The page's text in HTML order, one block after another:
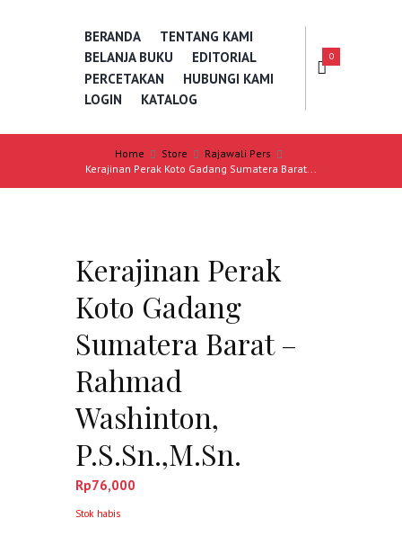
BERANDA
TENTANG KAMI
BELANJA BUKU
EDITORIAL
PERCETAKAN
HUBUNGI KAMI
LOGIN
KATALOG
0
Home Store
Rajawali Pers
Kerajinan Perak Koto Gadang Sumatera Barat...
Kerajinan Perak
Koto Gadang
Sumatera Barat –
Rahmad
Washinton,
P.S.Sn.,M.Sn.
Rp76,000
Stok habis